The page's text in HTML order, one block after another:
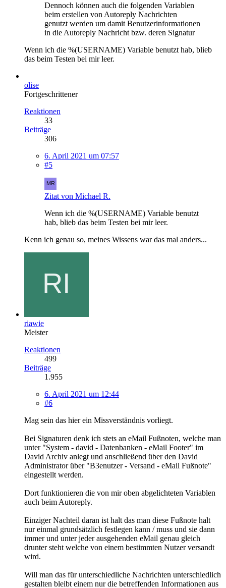
Dennoch können auch die folgenden Variablen
beim erstellen von Autoreply Nachrichten
genutzt werden um damit Benutzerinformationen
in die Autoreply Nachricht bzw. deren Signatur
Wenn ich die %(USERNAME) Variable benutzt hab, blieb
das beim Testen bei mir leer.
olise
Fortgeschrittener
Reaktionen
33
Beiträge
306
6. April 2021 um 07:57
#5
Zitat von Michael R.
Wenn ich die %(USERNAME) Variable benutzt
hab, blieb das beim Testen bei mir leer.
Kenn ich genau so, meines Wissens war das mal anders...
riawie
Meister
Reaktionen
499
Beiträge
1.955
6. April 2021 um 12:44
#6
Mag sein das hier ein Missverständnis vorliegt.
Bei Signaturen denk ich stets an eMail Fußnoten, welche man
unter "System - david - Datenbanken - eMail Footer" im
David Archiv anlegt und anschließend über den David
Administrator über "B3enutzer - Versand - eMail Fußnote"
eingestellt werden.
Dort funktionieren die von mir oben abgelichteten Variablen
auch beim Autoreply.
Einziger Nachteil daran ist halt das man diese Fußnote halt
nur einmal grundsätzlich festlegen kann / muss und sie dann
immer und unter jeder ausgehenden eMail genau gleich
drunter steht welche von einem bestimmten Nutzer versandt
wird.
Will man das für unterschiedliche Nachrichten unterschiedlich
gestalten bleibt einem nur die betreffenden Informationen aus